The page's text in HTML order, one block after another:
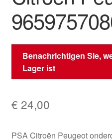
Benachrichtigen Sie,
Lager ist
€ 24,00
PSA Citroën Peugeot